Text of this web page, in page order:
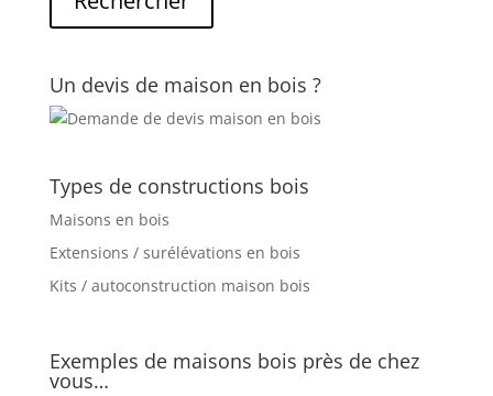
Un devis de maison en bois ?
Types de constructions bois
Maisons en bois
Extensions / surélévations en bois
Kits / autoconstruction maison bois
Exemples de maisons bois près de chez
vous…